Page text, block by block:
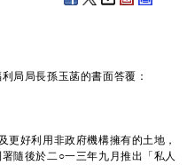
局局長孫玉菡的書面答覆：
好利用非政府機構擁有的土地，
隨後於二○一三年九月推出「私人